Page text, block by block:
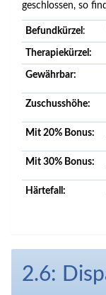
geschlossen, so
Befundkürzel :
Therapiekürzel:
Gewährbar:
Zuschusshöhe:
Mit 20% Bonus:
Mit 30% Bonus:
Härtefall:
2.6: